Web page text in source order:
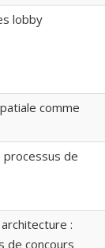
lobby
comme
processus de
:
de concours